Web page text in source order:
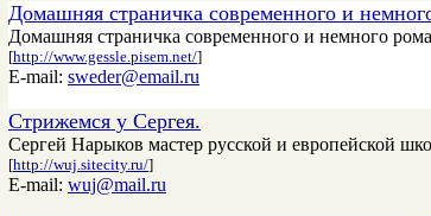
Домашняя страничка современного и
Домашняя страничка современного и немного
[http://www.gessle.pisem.net/]
E-mail: sweder@email.ru
Стрижемся у Сергея.
Сергей Нарыков мастер русской и европейской
[http://wuj.sitecity.ru/]
E-mail: wuj@mail.ru